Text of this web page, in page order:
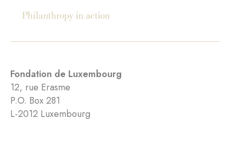
Fondation de Luxembourg
12, rue Erasme
P.O. Box 281
L-2012 Luxembourg